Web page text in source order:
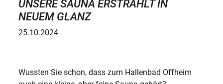
UNSERE SAUNA ERSTRAHLT IN
NEUEM GLANZ
25.10.2024
Wussten Sie schon, dass zum Hallenbad Offheim